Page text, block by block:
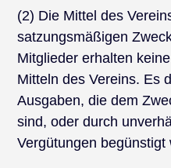
(2) Die Mittel des
satzungsmäßigen
Mitglieder erhalten
Mitteln des Vereins. Es
Ausgaben, die dem
sind, oder durch
Vergütungen begünstigt